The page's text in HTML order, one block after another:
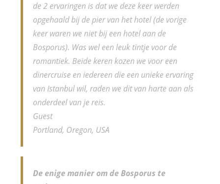
de 2 ervaringen is dat we deze keer werden
opgehaald bij de pier van het hotel (de vorige
keer waren we niet bij een hotel aan de
Bosporus). Was wel een leuk tintje voor de
romantiek. Beide keren kozen we voor een
dinercruise en iedereen die een unieke ervaring
van Istanbul wil, raden we dit van harte aan als
onderdeel van je reis.
Guest
Portland, Oregon, USA
De enige manier om de Bosporus te